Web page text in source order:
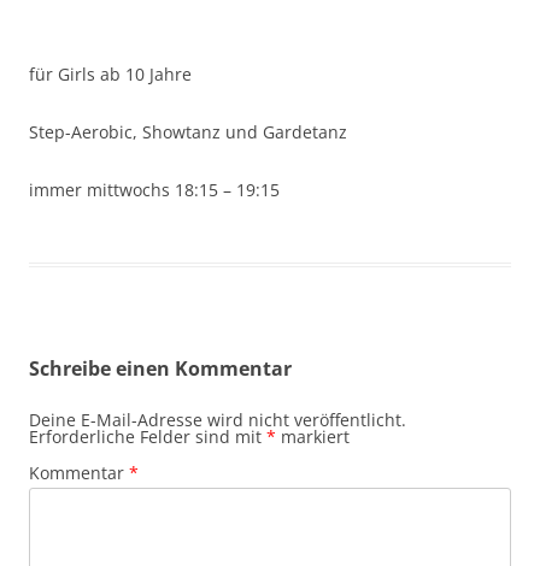
für Girls ab 10 Jahre
Step-Aerobic, Showtanz und Gardetanz
immer mittwochs 18:15 – 19:15
Schreibe einen Kommentar
Deine E-Mail-Adresse wird nicht veröffentlicht.
Erforderliche Felder sind mit * markiert
Kommentar *